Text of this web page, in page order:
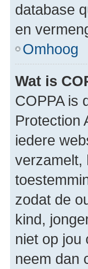
database
en
Omhoog
Wat is
COPPA is
Protection
iedere
verzamelt,
zodat de
kind,
niet op jou
neem dan